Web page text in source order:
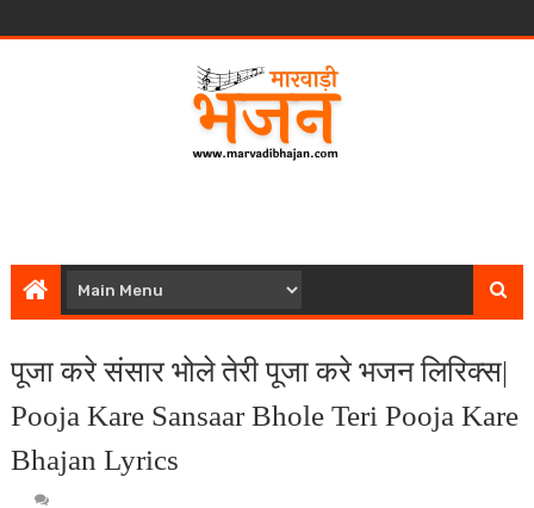
पूजा करे संसार भोले तेरी पूजा करे भजन लिरिक्स|
Pooja Kare Sansaar Bhole Teri Pooja Kare
Bhajan Lyrics